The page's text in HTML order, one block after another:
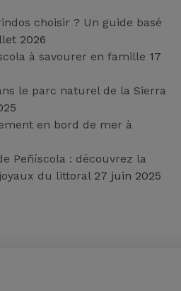
choisir ? Un guide basé
2026
à savourer en famille 17
le parc naturel de la Sierra
en bord de mer à
Peñíscola : découvrez la
du littoral 27 juin 2025